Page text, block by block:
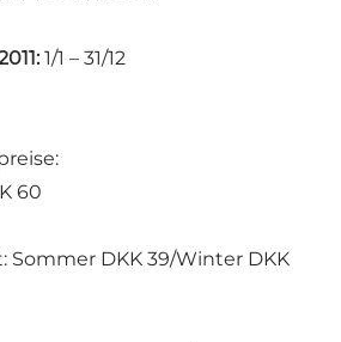
1/1 – 31/12
60
Sommer DKK 39/Winter DKK